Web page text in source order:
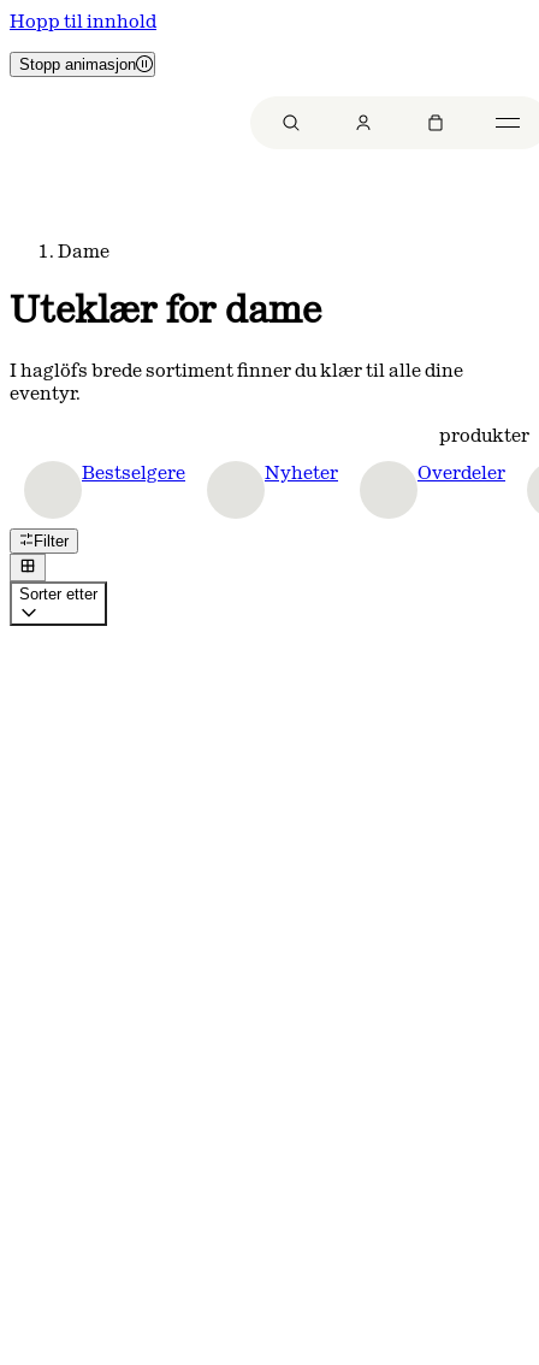
Hopp til innhold
Stopp animasjon
Dame
Uteklær for dame
I haglöfs brede sortiment finner du klær til alle dine
eventyr.
produkter
Bestselgere
Nyheter Overdeler
Filter
Sorter etter